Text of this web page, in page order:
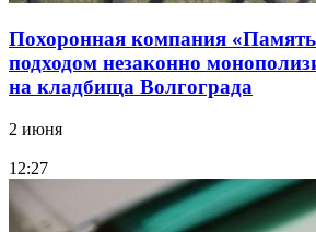
Похоронная компания
подходом незаконно
на кладбища Волгограда
2 июня
12:27